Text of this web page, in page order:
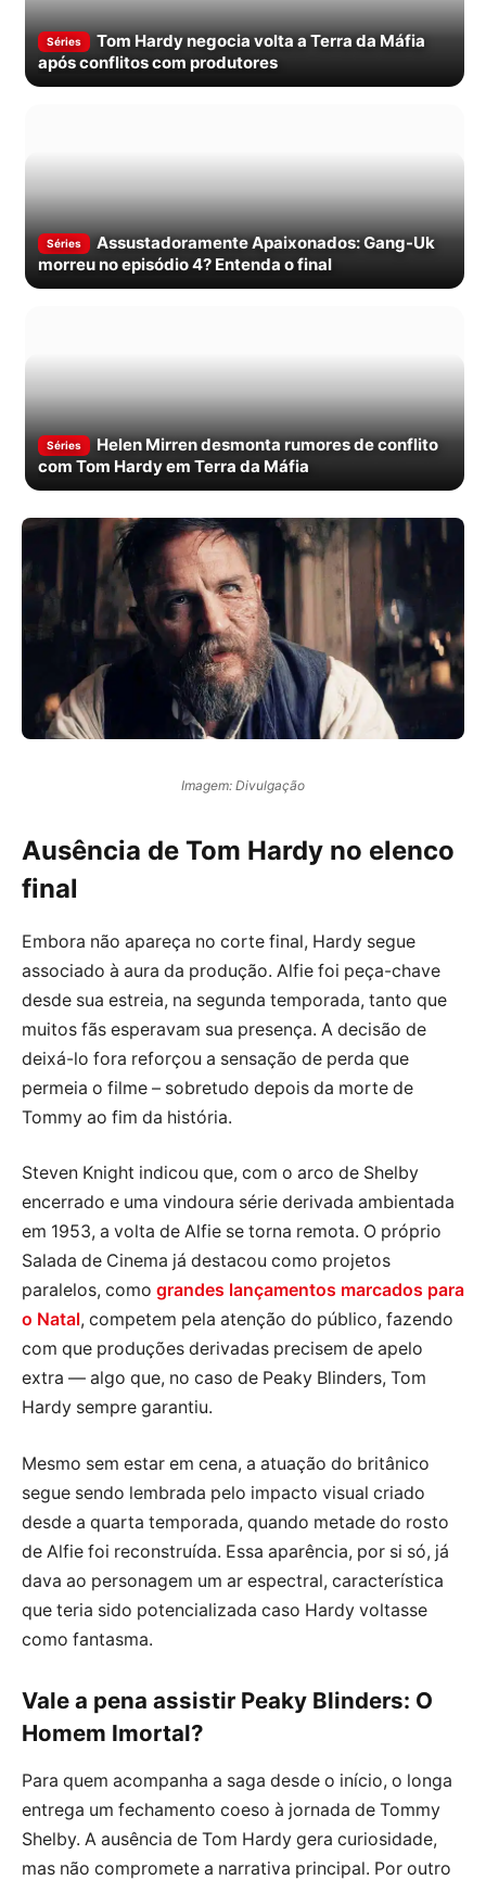
Séries
Tom Hardy negocia volta a Terra da Máfia
após conflitos com produtores
Séries
Assustadoramente Apaixonados: Gang-Uk
morreu no episódio 4? Entenda o final
Séries
Helen Mirren desmonta rumores de conflito
com Tom Hardy em Terra da Máfia
Imagem: Divulgação
Ausência de Tom Hardy no elenco
final
Embora não apareça no corte final, Hardy segue
associado à aura da produção. Alfie foi peça-chave
desde sua estreia, na segunda temporada, tanto que
muitos fãs esperavam sua presença. A decisão de
deixá-lo fora reforçou a sensação de perda que
permeia o filme – sobretudo depois da morte de
Tommy ao fim da história.
Steven Knight indicou que, com o arco de Shelby
encerrado e uma vindoura série derivada ambientada
em 1953, a volta de Alfie se torna remota. O próprio
Salada de Cinema já destacou como projetos
paralelos, como grandes lançamentos marcados para
o Natal, competem pela atenção do público, fazendo
com que produções derivadas precisem de apelo
extra — algo que, no caso de Peaky Blinders, Tom
Hardy sempre garantiu.
Mesmo sem estar em cena, a atuação do britânico
segue sendo lembrada pelo impacto visual criado
desde a quarta temporada, quando metade do rosto
de Alfie foi reconstruída. Essa aparência, por si só, já
dava ao personagem um ar espectral, característica
que teria sido potencializada caso Hardy voltasse
como fantasma.
Vale a pena assistir Peaky Blinders: O
Homem Imortal?
Para quem acompanha a saga desde o início, o longa
entrega um fechamento coeso à jornada de Tommy
Shelby. A ausência de Tom Hardy gera curiosidade,
mas não compromete a narrativa principal. Por outro